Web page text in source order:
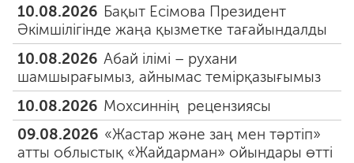
10.08.2026 Бақыт Есімова Президент
Әкімшілігінде жаңа қызметке тағайындалды
10.08.2026 Абай ілімі – рухани
шамшырағымыз, айнымас темірқазығымыз
10.08.2026 Мохсиннің рецензиясы
09.08.2026 «Жастар және заң мен тәртіп»
атты облыстық «Жайдарман» ойындары өтті